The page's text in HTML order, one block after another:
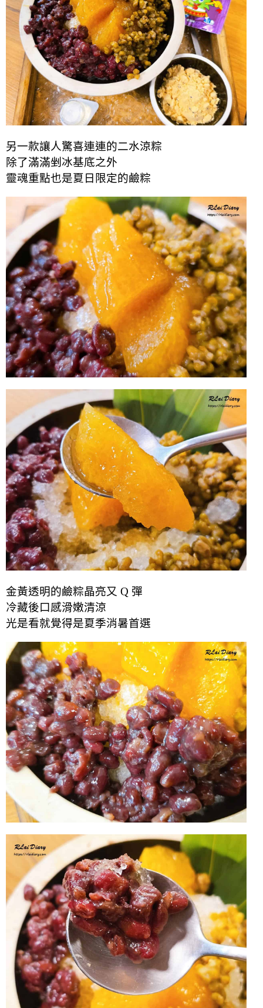
另一款讓人驚喜連連的二水涼粽
除了滿滿剉冰基底之外
靈魂重點也是夏日限定的鹼粽
金黃透明的鹼粽晶亮又 Q 彈
冷藏後口感滑嫩清涼
光是看就覺得是夏季消暑首選